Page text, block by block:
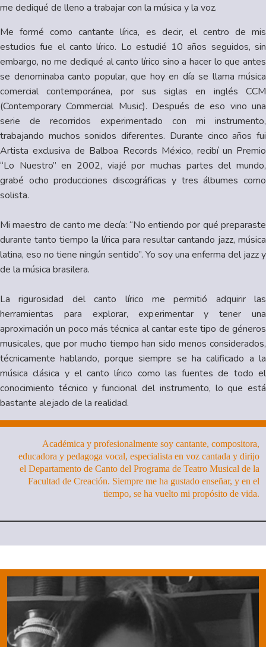
me dediqué de lleno a trabajar con la música y la voz.
Me formé como cantante lírica, es decir, el centro de mis
estudios fue el canto lírico. Lo estudié 10 años seguidos, sin
embargo, no me dediqué al canto lírico sino a hacer lo que antes
se denominaba canto popular, que hoy en día se llama música
comercial contemporánea, por sus siglas en inglés CCM
(Contemporary Commercial Music). Después de eso vino una
serie de recorridos experimentado con mi instrumento,
trabajando muchos sonidos diferentes. Durante cinco años fui
Artista exclusiva de Balboa Records México, recibí un Premio
“Lo Nuestro” en 2002, viajé por muchas partes del mundo,
grabé ocho producciones discográficas y tres álbumes como
solista.
Mi maestro de canto me decía: “No entiendo por qué preparaste
durante tanto tiempo la lírica para resultar cantando jazz, música
latina, eso no tiene ningún sentido”. Yo soy una enferma del jazz y
de la música brasilera.
La rigurosidad del canto lírico me permitió adquirir las
herramientas para explorar, experimentar y tener una
aproximación un poco más técnica al cantar este tipo de géneros
musicales, que por mucho tiempo han sido menos considerados,
técnicamente hablando, porque siempre se ha calificado a la
música clásica y el canto lírico como las fuentes de todo el
conocimiento técnico y funcional del instrumento, lo que está
bastante alejado de la realidad.
Académica y profesionalmente soy cantante, compositora,
educadora y pedagoga vocal, especialista en voz cantada y dirijo
el Departamento de Canto del Programa de Teatro Musical de la
Facultad de Creación. Siempre me ha gustado enseñar, y en el
tiempo, se ha vuelto mi propósito de vida.